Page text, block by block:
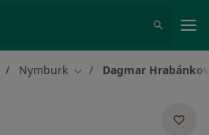
Nymburk Změna města
Dagmar